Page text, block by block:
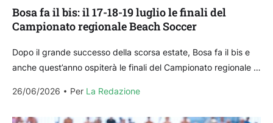
Bosa fa il bis: il 17-18-19 luglio le finali del
Campionato regionale Beach Soccer
Dopo il grande successo della scorsa estate, Bosa fa il bis e
anche quest’anno ospiterà le finali del Campionato regionale di
26/06/2026
Per La Redazione